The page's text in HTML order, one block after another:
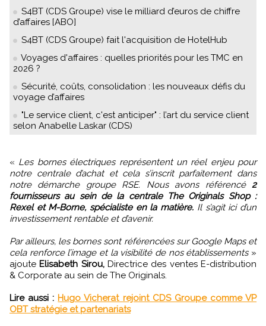
S4BT (CDS Groupe) vise le milliard d’euros de chiffre
d’affaires [ABO]
S4BT (CDS Groupe) fait l'acquisition de HotelHub
Voyages d'affaires : quelles priorités pour les TMC en
2026 ?
Sécurité, coûts, consolidation : les nouveaux défis du
voyage d’affaires
"Le service client, c'est anticiper" : l’art du service client
selon Anabelle Laskar (CDS)
« Les bornes électriques représentent un réel enjeu pour
notre centrale d’achat et cela s’inscrit parfaitement dans
notre démarche groupe RSE. Nous avons référencé 2
fournisseurs au sein de la centrale The Originals Shop :
Rexel et M-Borne, spécialiste en la matière. Il s’agit ici d’un
investissement rentable et d’avenir.
Par ailleurs, les bornes sont référencées sur Google Maps et
cela renforce l’image et la visibilité de nos établissements»
ajoute Elisabeth Sirou,Directrice des ventes E-distribution
& Corporate au sein de The Originals.
Lire aussi : Hugo Vicherat rejoint CDS Groupe comme VP
OBT stratégie et partenariats